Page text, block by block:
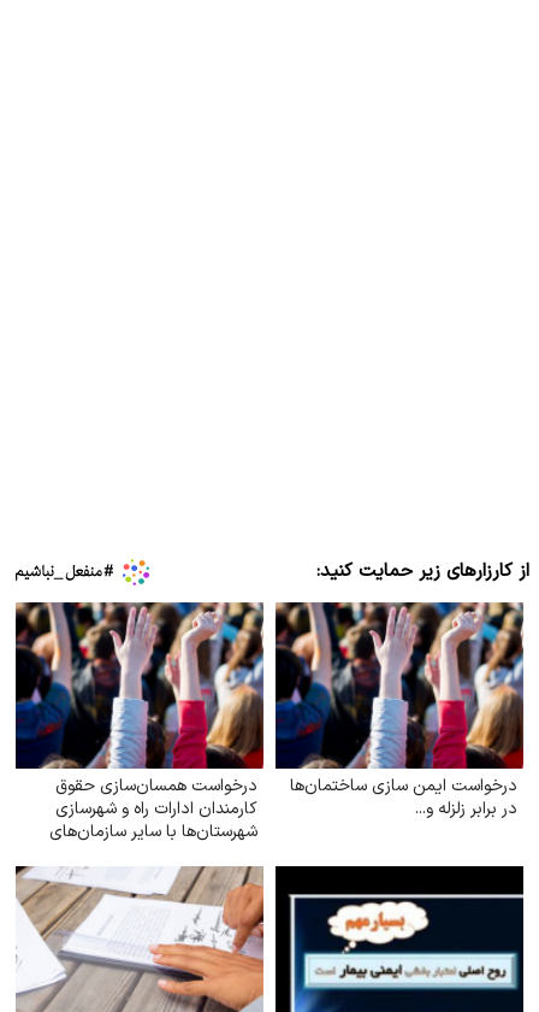
از کارزارهای زیر حمایت کنید:
درخواست ایمن‌ سازی ساختمان‌ها
در برابر زلزله و...
درخواست همسان‌سازی حقوق
کارمندان ادارات راه و شهرسازی
شهرستان‌ها با سایر سازمان‌های